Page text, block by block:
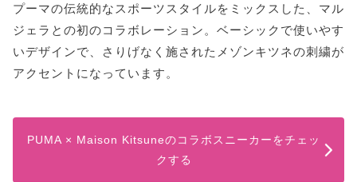
プーマの伝統的なスポーツスタイルをミックスした、マル
ジェラとの初のコラボレーション。ベーシックで使いやす
いデザインで、さりげなく施されたメゾンキツネの刺繍が
アクセントになっています。
PUMA × Maison Kitsuneのコラボスニーカーをチェッ
クする